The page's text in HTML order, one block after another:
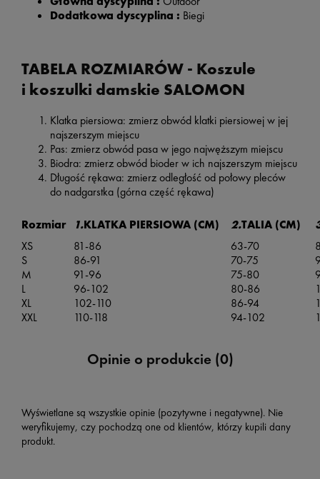
Dodatkowa dyscyplina : Biegi
TABELA ROZMIARÓW - Koszule
i koszulki damskie SALOMON
Klatka piersiowa: zmierz obwód klatki piersiowej w jej
najszerszym miejscu
Pas: zmierz obwód pasa w jego najwęższym miejscu
Biodra: zmierz obwód bioder w ich najszerszym miejscu
Długość rękawa: zmierz odległość od połowy pleców
do nadgarstka (górna część rękawa)
Rozmiar 1.KLATKA PIERSIOWA (CM) 2.TALIA (CM)
XS
81-86 63-70
S
86-91 70-75
M
91-96 75-80
L
96-102 80-86
XL
102-110 86-94
XXL
110-118 94-102
Opinie o produkcie (0)
Wyświetlane są wszystkie opinie (pozytywne i negatywne). Nie
weryfikujemy, czy pochodzą one od klientów, którzy kupili dany
produkt.